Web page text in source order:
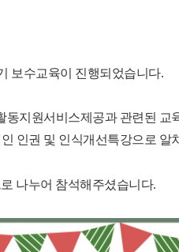
보수교육이 진행되었습니다.
동지원서비스제공과 관련된 교
인권 및 인식개선특강으로 알
나누어 참석해주셨습니다.